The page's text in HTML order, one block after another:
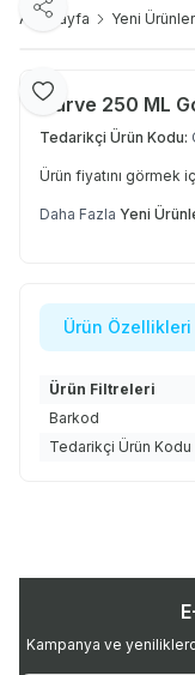
Ana Sayfa Yeni Ürünler
Favoriye Ekle
Paylaş
Curve 250 ML
Tedarikçi Ürün Kodu:
Ürün fiyatını görmek
Daha Fazla Yeni
Ürün Özellikleri
Ürün Filtreleri
Barkod
Tedarikçi Ürün Kodu
Kampanya ve